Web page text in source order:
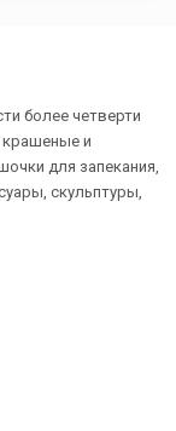
более четверти
крашеные и
для запекания,
скульптуры,